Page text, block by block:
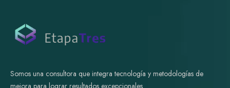
Somos una consultora que integra tecnología y metodologías de
mejora para lograr resultados excepcionales